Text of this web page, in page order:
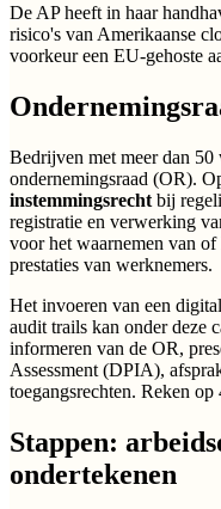
De AP heeft in haar
risico's van Amerikaanse
voorkeur een EU-gehoste
Bedrijven met meer dan 50
ondernemingsraad (OR).
instemmingsrecht bij
registratie en verwerking
voor het waarnemen van
prestaties van werknemers.
Het invoeren van een
audit trails kan onder deze
informeren van de OR,
Assessment (DPIA),
toegangsrechten. Reken
Stappen:
ondertekenen